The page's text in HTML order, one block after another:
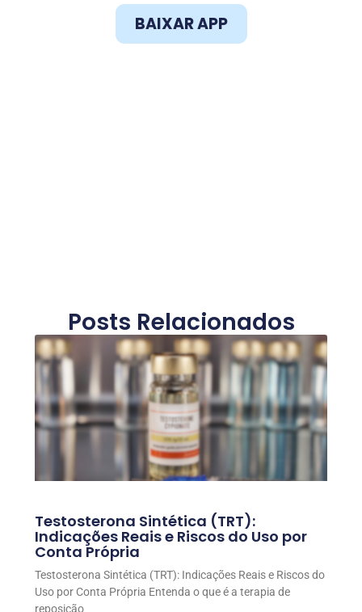
BAIXAR APP
Posts Relacionados
Testosterona Sintética (TRT):
Indicações Reais e Riscos do Uso por
Conta Própria
Testosterona Sintética (TRT): Indicações Reais e Riscos do
Uso por Conta Própria Entenda o que é a terapia de
reposição